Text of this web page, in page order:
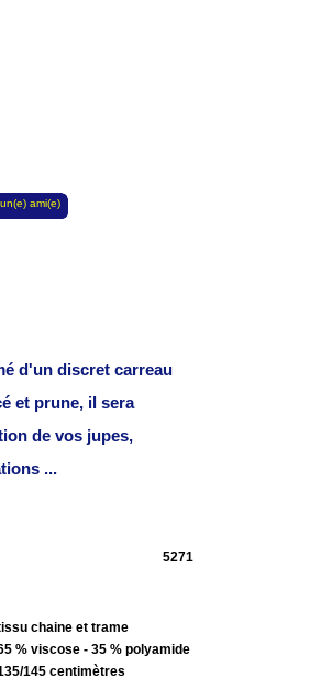
ami(e)
d'un discret carreau
et prune, il sera
de vos jupes,
...
5271
chaine et trame
% viscose - 35 % polyamide
145 centimètres